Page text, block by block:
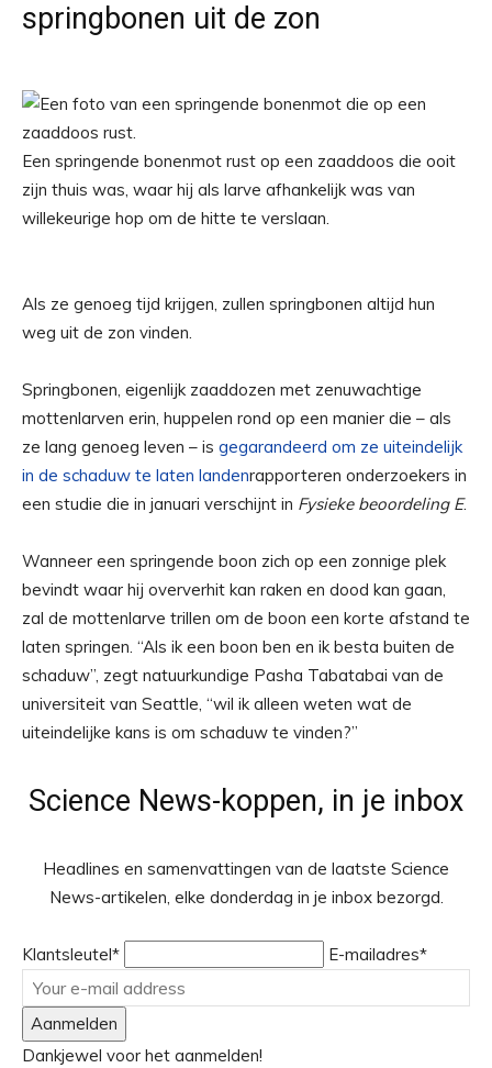
springbonen uit de zon
Een springende bonenmot rust op een zaaddoos die ooit
zijn thuis was, waar hij als larve afhankelijk was van
willekeurige hop om de hitte te verslaan.
Als ze genoeg tijd krijgen, zullen springbonen altijd hun
weg uit de zon vinden.
Springbonen, eigenlijk zaaddozen met zenuwachtige
mottenlarven erin, huppelen rond op een manier die – als
ze lang genoeg leven – is gegarandeerd om ze uiteindelijk
in de schaduw te laten landenrapporteren onderzoekers in
een studie die in januari verschijnt in Fysieke beoordeling E.
Wanneer een springende boon zich op een zonnige plek
bevindt waar hij oververhit kan raken en dood kan gaan,
zal de mottenlarve trillen om de boon een korte afstand te
laten springen. “Als ik een boon ben en ik besta buiten de
schaduw”, zegt natuurkundige Pasha Tabatabai van de
universiteit van Seattle, “wil ik alleen weten wat de
uiteindelijke kans is om schaduw te vinden?”
Science News-koppen, in je inbox
Headlines en samenvattingen van de laatste Science
News-artikelen, elke donderdag in je inbox bezorgd.
Klantsleutel* E-mailadres*
Aanmelden
Dankjewel voor het aanmelden!